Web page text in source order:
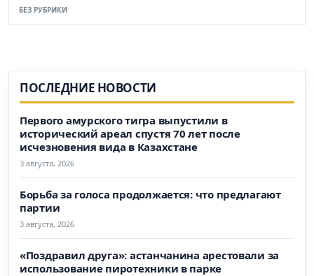
БЕЗ РУБРИКИ
ПОСЛЕДНИЕ НОВОСТИ
Первого амурского тигра выпустили в
исторический ареал спустя 70 лет после
исчезновения вида в Казахстане
3 августа, 2026
Борьба за голоса продолжается: что предлагают
партии
3 августа, 2026
«Поздравил друга»: астанчанина арестовали за
использование пиротехники в парке